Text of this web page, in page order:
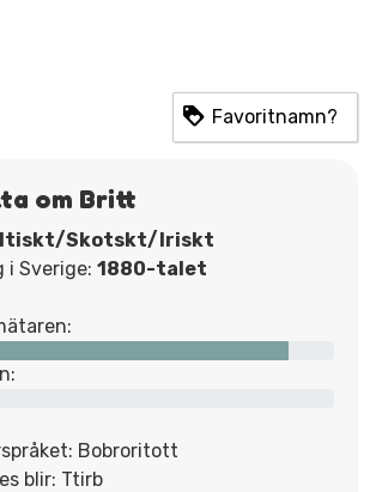
Favoritnamn?
om Britt
Skotskt/Iriskt
i Sverige: 1880-talet
Bobroritott
blir: Ttirb